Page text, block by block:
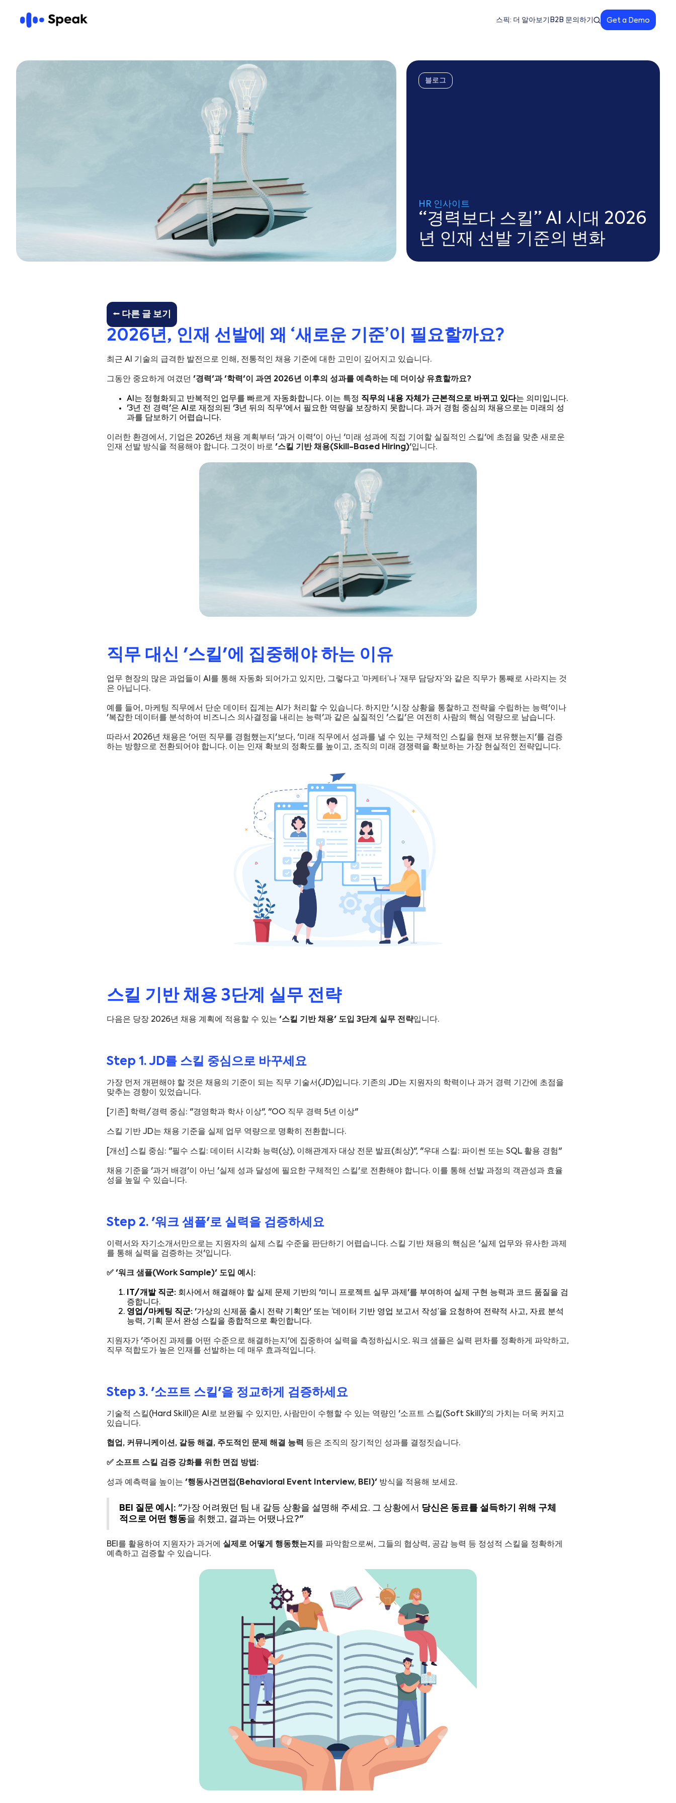
스픽: 더 알아보기 B2B 문의하기 Get a Demo
블로그
HR 인사이트
“경력보다 스킬” AI 시대 2026
년 인재 선발 기준의 변화
⭠ 다른 글 보기
2026년, 인재 선발에 왜 ‘새로운 기준’이 필요할까요?
최근 AI 기술의 급격한 발전으로 인해, 전통적인 채용 기준에 대한 고민이 깊어지고 있습니다.
그동안 중요하게 여겼던 '경력'과 '학력'이 과연 2026년 이후의 성과를 예측하는 데 더이상 유효할까요?
AI는 정형화되고 반복적인 업무를 빠르게 자동화합니다. 이는 특정 직무의 내용 자체가 근본적으로 바뀌고 있다는 의미입니다.
'3년 전 경력'은 AI로 재정의된 '3년 뒤의 직무'에서 필요한 역량을 보장하지 못합니다. 과거 경험 중심의 채용으로는 미래의 성
과를 담보하기 어렵습니다.
이러한 환경에서, 기업은 2026년 채용 계획부터 '과거 이력'이 아닌 '미래 성과에 직접 기여할 실질적인 스킬'에 초점을 맞춘 새로운
인재 선발 방식을 적용해야 합니다. 그것이 바로 '스킬 기반 채용(Skill-Based Hiring)'입니다.
직무 대신 '스킬'에 집중해야 하는 이유
업무 현장의 많은 과업들이 AI를 통해 자동화 되어가고 있지만, 그렇다고 ‘마케터’나 ‘재무 담당자’와 같은 직무가 통째로 사라지는 것
은 아닙니다.
예를 들어, 마케팅 직무에서 단순 데이터 집계는 AI가 처리할 수 있습니다. 하지만 '시장 상황을 통찰하고 전략을 수립하는 능력'이나
'복잡한 데이터를 분석하여 비즈니스 의사결정을 내리는 능력'과 같은 실질적인 '스킬'은 여전히 사람의 핵심 역량으로 남습니다.
따라서 2026년 채용은 '어떤 직무를 경험했는지'보다, '미래 직무에서 성과를 낼 수 있는 구체적인 스킬을 현재 보유했는지'를 검증
하는 방향으로 전환되어야 합니다. 이는 인재 확보의 정확도를 높이고, 조직의 미래 경쟁력을 확보하는 가장 현실적인 전략입니다.
스킬 기반 채용 3단계 실무 전략
다음은 당장 2026년 채용 계획에 적용할 수 있는 '스킬 기반 채용' 도입 3단계 실무 전략입니다.
Step 1. JD를 스킬 중심으로 바꾸세요
가장 먼저 개편해야 할 것은 채용의 기준이 되는 직무 기술서(JD)입니다. 기존의 JD는 지원자의 학력이나 과거 경력 기간에 초점을
맞추는 경향이 있었습니다.
[기존] 학력/경력 중심: "경영학과 학사 이상", "OO 직무 경력 5년 이상"
스킬 기반 JD는 채용 기준을 실제 업무 역량으로 명확히 전환합니다.
[개선] 스킬 중심: "필수 스킬: 데이터 시각화 능력(상), 이해관계자 대상 전문 발표(최상)", "우대 스킬: 파이썬 또는 SQL 활용 경험"
채용 기준을 '과거 배경'이 아닌 '실제 성과 달성에 필요한 구체적인 스킬'로 전환해야 합니다. 이를 통해 선발 과정의 객관성과 효율
성을 높일 수 있습니다.
Step 2. '워크 샘플'로 실력을 검증하세요
이력서와 자기소개서만으로는 지원자의 실제 스킬 수준을 판단하기 어렵습니다. 스킬 기반 채용의 핵심은 '실제 업무와 유사한 과제
를 통해 실력을 검증하는 것'입니다.
✅ '워크 샘플(Work Sample)' 도입 예시:
IT/개발 직군: 회사에서 해결해야 할 실제 문제 기반의 '미니 프로젝트 실무 과제'를 부여하여 실제 구현 능력과 코드 품질을 검
증합니다.
영업/마케팅 직군: '가상의 신제품 출시 전략 기획안' 또는 ‘데이터 기반 영업 보고서 작성’을 요청하여 전략적 사고, 자료 분석
능력, 기획 문서 완성 스킬을 종합적으로 확인합니다.
지원자가 '주어진 과제를 어떤 수준으로 해결하는지'에 집중하여 실력을 측정하십시오. 워크 샘플은 실력 편차를 정확하게 파악하고,
직무 적합도가 높은 인재를 선발하는 데 매우 효과적입니다.
Step 3. '소프트 스킬'을 정교하게 검증하세요
기술적 스킬(Hard Skill)은 AI로 보완될 수 있지만, 사람만이 수행할 수 있는 역량인 '소프트 스킬(Soft Skill)'의 가치는 더욱 커지고
있습니다.
협업, 커뮤니케이션, 갈등 해결, 주도적인 문제 해결 능력 등은 조직의 장기적인 성과를 결정짓습니다.
✅ 소프트 스킬 검증 강화를 위한 면접 방법:
성과 예측력을 높이는 '행동사건면접(Behavioral Event Interview, BEI)' 방식을 적용해 보세요.
BEI 질문 예시: "가장 어려웠던 팀 내 갈등 상황을 설명해 주세요. 그 상황에서 당신은 동료를 설득하기 위해 구체
적으로 어떤 행동을 취했고, 결과는 어땠나요?"
BEI를 활용하여 지원자가 과거에 실제로 어떻게 행동했는지 를 파악함으로써, 그들의 협상력, 공감 능력 등 정성적 스킬을 정확하게
예측하고 검증할 수 있습니다.